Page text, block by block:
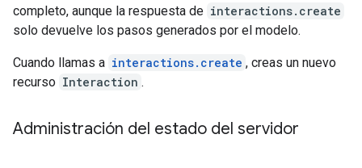
completo, aunque la respuesta de interactions.create
solo devuelve los pasos generados por el modelo.
Cuando llamas a interactions.create , creas un nuevo
recurso Interaction .
Administración del estado del servidor